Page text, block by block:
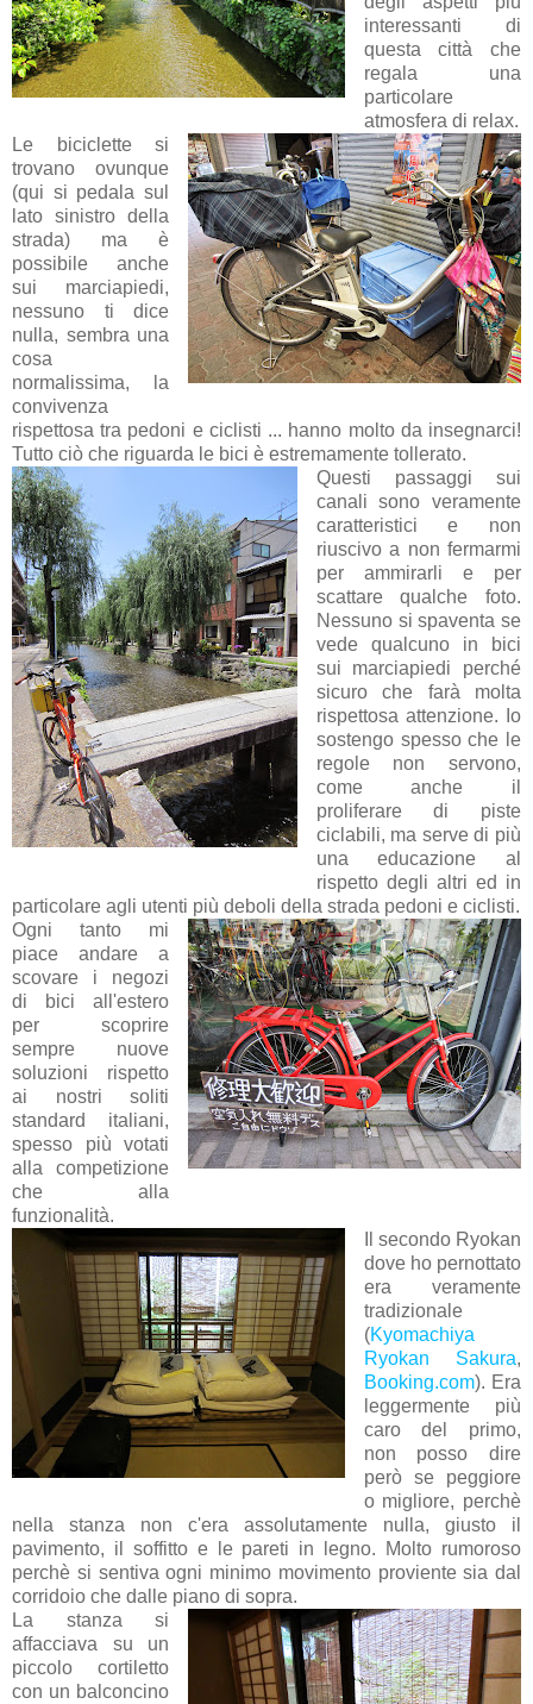
interessanti di
questa città che
regala una
particolare
atmosfera di relax.
Le biciclette si
trovano ovunque
(qui si pedala sul
lato sinistro della
strada) ma è
possibile anche
sui marciapiedi,
nessuno ti dice
nulla, sembra una
cosa
normalissima, la
convivenza
rispettosa tra pedoni e ciclisti ... hanno molto da insegnarci!
Tutto ciò che riguarda le bici è estremamente tollerato.
Questi passaggi sui
canali sono veramente
caratteristici e non
riuscivo a non fermarmi
per ammirarli e per
scattare qualche foto.
Nessuno si spaventa se
vede qualcuno in bici
sui marciapiedi perché
sicuro che farà molta
rispettosa attenzione. Io
sostengo spesso che le
regole non servono,
come anche il
proliferare di piste
ciclabili, ma serve di più
una educazione al
rispetto degli altri ed in
particolare agli utenti più deboli della strada pedoni e ciclisti.
Ogni tanto mi
piace andare a
scovare i negozi
di bici all'estero
per scoprire
sempre nuove
soluzioni rispetto
ai nostri soliti
standard italiani,
spesso più votati
alla competizione
che alla
funzionalità.
Il secondo Ryokan
dove ho pernottato
era veramente
tradizionale
(Kyomachiya
Ryokan Sakura,
Booking.com). Era
leggermente più
caro del primo,
non posso dire
però se peggiore
o migliore, perchè
nella stanza non c'era assolutamente nulla, giusto il
pavimento, il soffitto e le pareti in legno. Molto rumoroso
perchè si sentiva ogni minimo movimento proviente sia dal
corridoio che dalle piano di sopra.
La stanza si
affacciava su un
piccolo cortiletto
con un balconcino